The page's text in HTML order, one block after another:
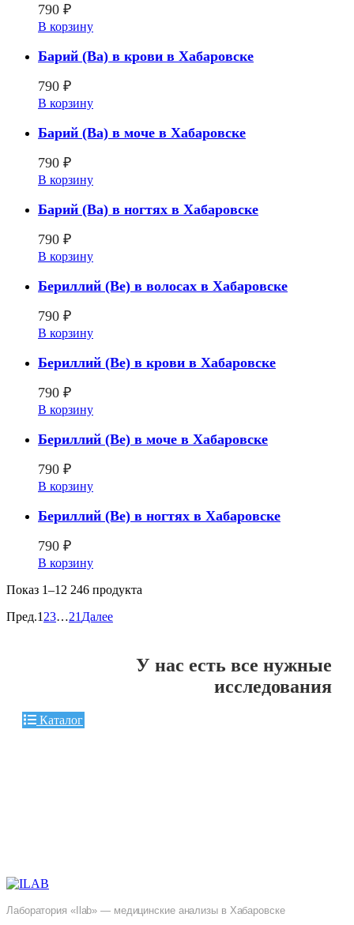
790 ₽
В корзину
Барий (Ba) в крови в Хабаровске
790 ₽
В корзину
Барий (Ba) в моче в Хабаровске
790 ₽
В корзину
Барий (Ba) в ногтях в Хабаровске
790 ₽
В корзину
Бериллий (Be) в волосах в Хабаровске
790 ₽
В корзину
Бериллий (Be) в крови в Хабаровске
790 ₽
В корзину
Бериллий (Be) в моче в Хабаровске
790 ₽
В корзину
Бериллий (Be) в ногтях в Хабаровске
790 ₽
В корзину
Показ 1–12 246 продукта
Пред.1 23…21 Далее
У нас есть все нужные
исследования
Каталог
Лаборатория «Ilab» — медицинские анализы в Хабаровске